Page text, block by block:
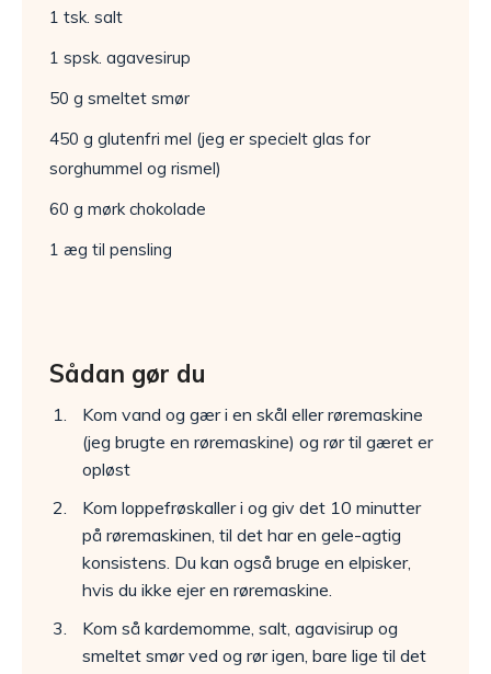
1 tsk. salt
1 spsk. agavesirup
50 g smeltet smør
450 g glutenfri mel (jeg er specielt glas for
sorghummel og rismel)
60 g mørk chokolade
1 æg til pensling
Sådan gør du
Kom vand og gær i en skål eller røremaskine
(jeg brugte en røremaskine) og rør til gæret er
opløst
Kom loppefrøskaller i og giv det 10 minutter
på røremaskinen, til det har en gele-agtig
konsistens. Du kan også bruge en elpisker,
hvis du ikke ejer en røremaskine.
Kom så kardemomme, salt, agavisirup og
smeltet smør ved og rør igen, bare lige til det